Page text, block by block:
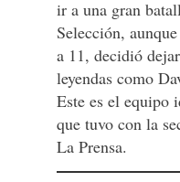
ir a una gran
Selección,
a 11, decidió
leyendas como
Este es el equipo
que tuvo con la
La Prensa.